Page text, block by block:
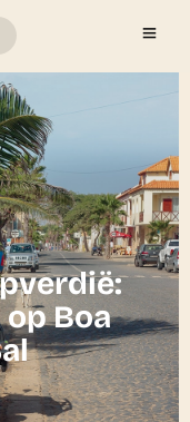
Boa